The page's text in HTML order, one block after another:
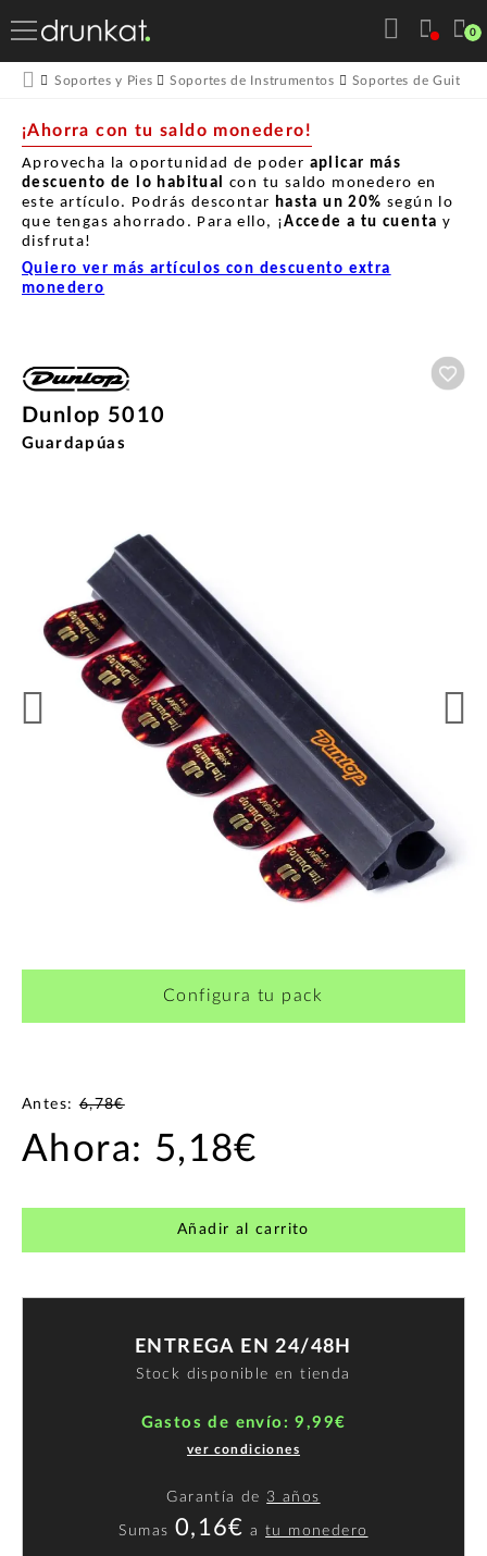
0
Soportes y Pies Soportes de Instrumentos Soportes de
¡Ahorra con tu saldo monedero!
Aprovecha la oportunidad de poder aplicar más
descuento de lo habitual con tu saldo monedero en
este artículo. Podrás descontar hasta un 20% según lo
que tengas ahorrado. Para ello, ¡Accede a tu cuenta y
disfruta!
Quiero ver más artículos con descuento extra
monedero
Dunlop 5010
Guardapúas
Configura tu pack
Antes:6,78€
Ahora: 5,18€
Añadir al carrito
ENTREGA EN 24/48H
Stock disponible en tienda
Gastos de envío: 9,99€
ver condiciones
Garantía de 3 años
Sumas 0,16€ atu monedero